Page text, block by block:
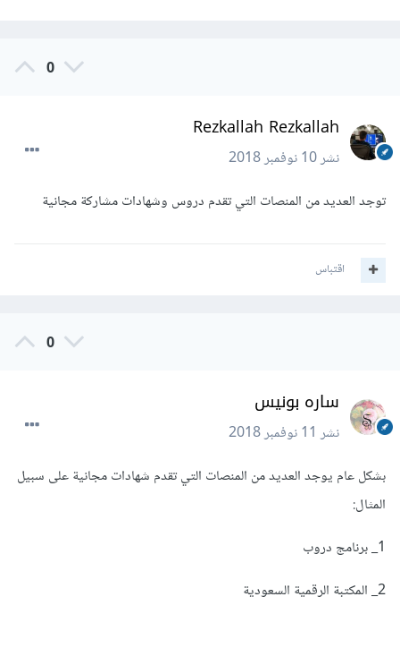
0
Rezkallah Rezkallah
نشر10 نوفمبر 2018
توجد العديد من المنصات التي تقدم دروس وشهادات مشاركة مجانية
اقتباس
0
ساره بونيس
نشر11 نوفمبر 2018
بشكل عام يوجد العديد من المنصات التي تقدم شهادات مجانية على سبيل
المثال:
1_ برنامج دروب
2_ المكتبة الرقمية السعودية